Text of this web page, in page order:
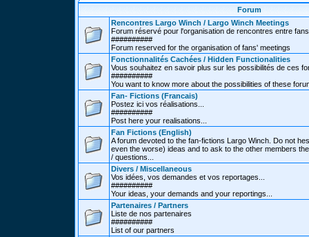
Forum
Rencontres Largo Winch / Largo Winch Meetings
Forum réservé pour l'organisation de rencontres entre fans
##########
Forum reserved for the organisation of fans' meetings
Fonctionnalités Cachées / Hidden Functionalities
Vous souhaitez en savoir plus sur les possibilités de ces
##########
You want to know more about the possibilities of these
Fan- Fictions (Francais)
Postez ici vos réalisations...
##########
Post here your realisations...
Fan Fictions (English)
A forum devoted to the fan-fictions Largo Winch. Do not
even the worse) ideas and to ask to the other members
/ questions...
Divers / Miscellaneous
Vos idées, vos demandes et vos reportages...
##########
Your ideas, your demands and your reportings...
Partenaires / Partners
Liste de nos partenaires
##########
List of our partners